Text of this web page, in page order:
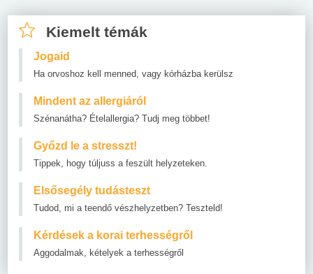
Kiemelt témák
Jogaid
Ha orvoshoz kell menned, vagy kórházba kerülsz
Mindent az allergiáról
Szénanátha? Ételallergia? Tudj meg többet!
Győzd le a stresszt!
Tippek, hogy túljuss a feszült helyzeteken.
Elsősegély tudásteszt
Tudod, mi a teendő vészhelyzetben? Teszteld!
Kérdések a korai terhességről
Aggodalmak, kételyek a terhességről